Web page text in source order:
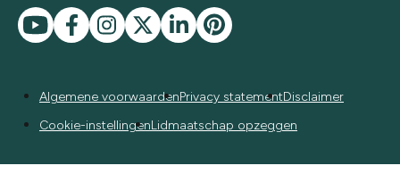
Algemene voorwaardenPrivacy statementDisclaimer
Cookie-instellingenLidmaatschap opzeggen